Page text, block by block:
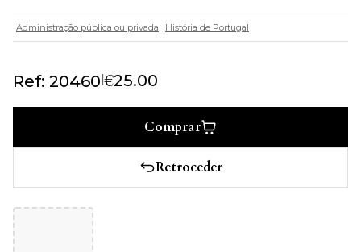
Administração pública ou privada História de Portugal
Ref: 20460|€25.00
Comprar
Retroceder